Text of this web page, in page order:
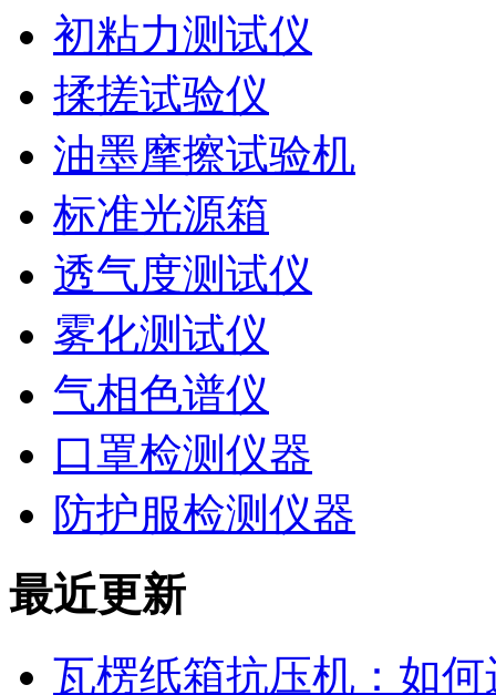
初粘力测试仪
揉搓试验仪
油墨摩擦试验机
标准光源箱
透气度测试仪
雾化测试仪
气相色谱仪
口罩检测仪器
防护服检测仪器
最近更新
瓦楞纸箱抗压机：如